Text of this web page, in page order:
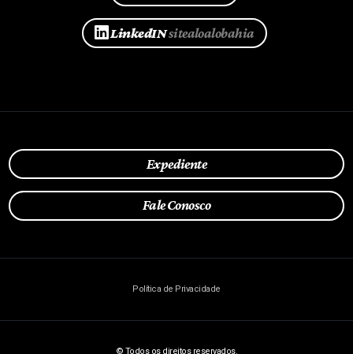
LinkedINsitealoalobahia
Expediente
Fale Conosco
Política de Privacidade
© Todos os direitos reservados.